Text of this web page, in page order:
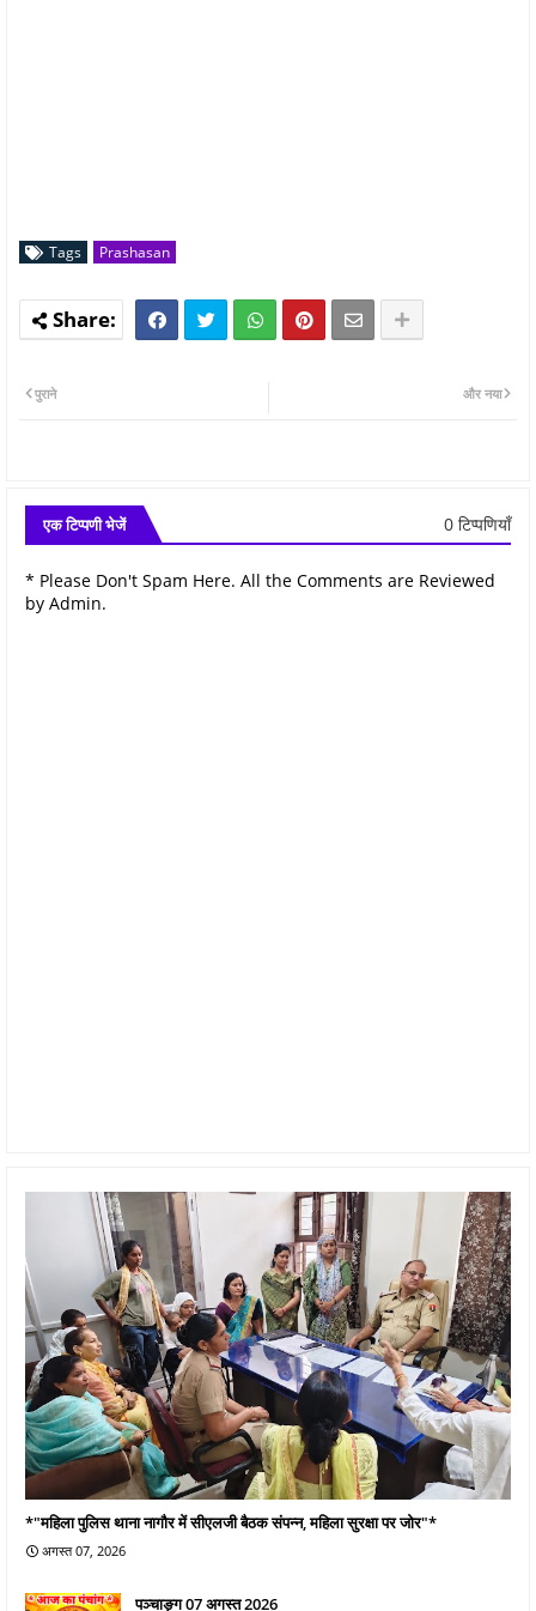
Tags Prashasan
और नया
पुराने
एक टिप्पणी भेजें 0 टिप्पणियाँ
* Please Don't Spam Here. All the Comments are Reviewed
by Admin.
*"महिला पुलिस थाना नागौर में सीएलजी बैठक संपन्न, महिला सुरक्षा पर जोर"*
अगस्त 07, 2026
पञ्चाङ्ग 07 अगस्त 2026